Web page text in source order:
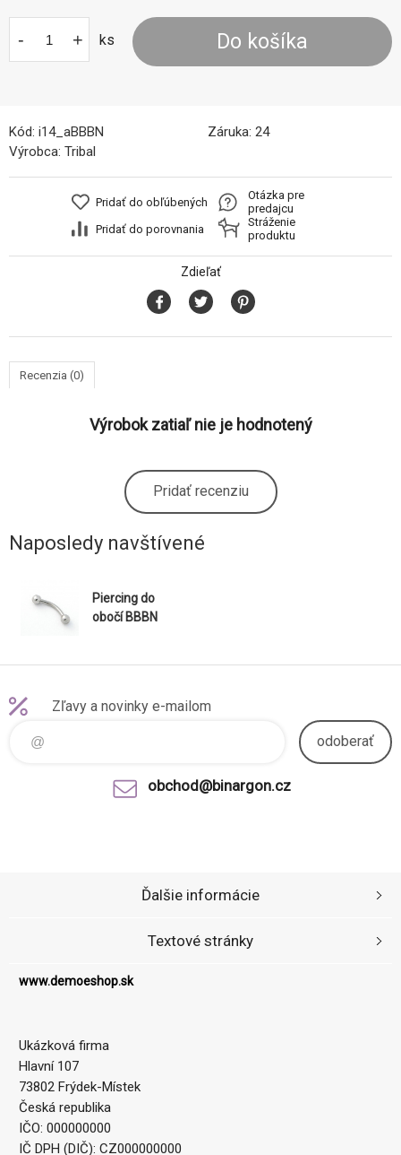
- + ks Do košíka
Kód: i14_aBBBN Záruka: 24
Výrobca: Tribal
Pridať do obľúbených
Pridať do porovnania
Otázka pre
predajcu
Stráženie
produktu
Zdieľať
Recenzia (0)
Výrobok zatiaľ nie je hodnotený
Pridať recenziu
Naposledy navštívené
Piercing do
obočí BBBN
Zľavy a novinky e-mailom
odoberať
obchod@binargon.cz
www.demoeshop.sk
Ukázková firma
Hlavní 107
73802 Frýdek-Místek
Česká republika
IČO: 000000000
IČ DPH (DIČ): CZ000000000
Ďalšie informácie
Textové stránky